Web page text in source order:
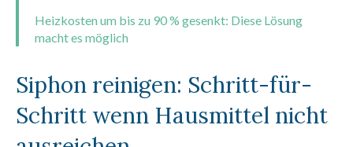
Heizkosten um bis zu 90 % gesenkt: Diese Lösung
macht es möglich
Siphon reinigen: Schritt-für-
Schritt wenn Hausmittel nicht